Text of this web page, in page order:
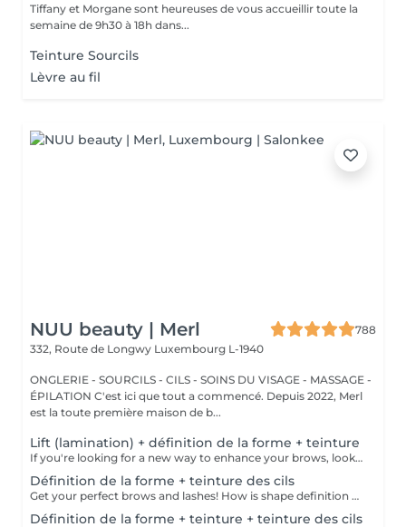
Tiffany et Morgane sont heureuses de vous accueillir toute la
semaine de 9h30 à 18h dans...
Teinture Sourcils
Lèvre au fil
NUU beauty | Merl
788
332, Route de Longwy Luxembourg L-1940
ONGLERIE - SOURCILS - CILS - SOINS DU VISAGE - MASSAGE -
ÉPILATION C'est ici que tout a commencé. Depuis 2022, Merl
est la toute première maison de b...
Lift (lamination) + définition de la forme + teinture
If you're looking for a new way to enhance your brows, look no further than brow lift! During the process, the specialist covers the hairs with special compositions for long-term styling and fixation. Eyebrow lamination is accompanied by coloring. As a result, the eyebrows become bright, neat and well-groomed, and the desired shape remains unchanged for a long time. How is the brow lift done? - consultation (to discuss perfect form and colour) - preparation (brows are washed and marked) - brow style is applied to the brows - brow set is applied the brows - tweezing (excess hair are with tweezers) - tinting (paint or henna is applied) - products are removed from the brows - antiseptic and cream are applied - brows are brushed into their desired position Age restrictions: recommended to do from 16 years. Post procedure recommendations: do not wash brows, do not go to sauna, do not put on makeup for 24 hours. Frequency: once in 6-8 weeks.
Définition de la forme + teinture des cils
Get your perfect brows and lashes! How is shape definition + lash tinting done? - consultation is performed - brows are washed - excess hair is removed with wax - excess hair is removed with tweezers - brows are styled - lashes are washed - patches are applied - tinting is performed - patches are removed Age restrictions: recommended to do from 12 years. Post procedure recommendations: do not put makeup on the skin near the brows 4 hours after the procedure. Frequency: once in 3-4 weeks.
Définition de la forme + teinture + teinture des cils